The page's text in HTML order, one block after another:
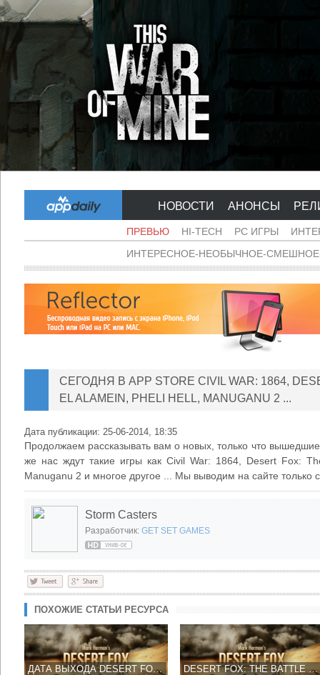
НОВОСТИ АНОНСЫ
ПРЕВЬЮ HI-TECH PC ИГРЫ
ИНТЕРЕСНОЕ-НЕОБЫЧНОЕ-
СЕГОДНЯ В APP STORE CIVIL WAR: 1864,
EL ALAMEIN, PHELI HELL, MANUGANU 2 ...
Дата публикации: 25-06-2014, 18:35
Продолжаем рассказывать вам о новых, только что
же нас ждут такие игры как Civil War: 1864, Desert Fox:
Manuganu 2 и многое другое ... Мы выводим на сайте только
Storm Casters
Разработчик: GET SET GAMES
ПОХОЖИЕ СТАТЬИ РЕСУРСА
ДАТА ВЫХОДА DESERT FOX: THE BATTLE OF EL ALAMEIN DESERT FOX: THE BATTLE OF EL ALAMEIN НОВЫЕ ПОДРОБНОСТИ